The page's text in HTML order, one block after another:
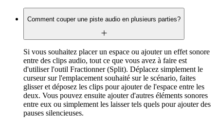
Comment couper une piste audio en plusieurs parties?
Si vous souhaitez placer un espace ou ajouter un effet sonore
entre des clips audio, tout ce que vous avez à faire est
d'utiliser l'outil Fractionner (Split). Déplacez simplement le
curseur sur l'emplacement souhaité sur le scénario, faites
glisser et déposez les clips pour ajouter de l'espace entre les
deux. Vous pouvez ensuite ajouter d'autres éléments sonores
entre eux ou simplement les laisser tels quels pour ajouter des
pauses silencieuses.